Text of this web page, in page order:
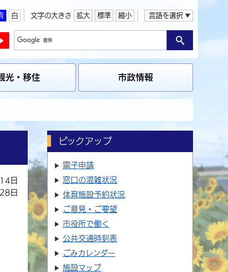
白 文字の大きさ 拡大 標準 縮小 言語を選択
光・移住 市政情報
日
日
ピックアップ
電子申請
窓口の混雑状況
体育施設予約状況
ご意見・ご要望
市役所で働く
公共交通時刻表
ごみカレンダー
施設マップ